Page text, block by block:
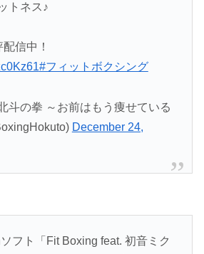
トネス♪
信中！
#フィットボクシング
斗の拳 ～お前はもう痩せている
December 24,
フト「Fit Boxing feat. 初音ミク